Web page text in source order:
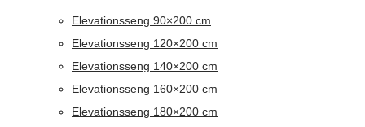
Elevationsseng 90×200 cm
Elevationsseng 120×200 cm
Elevationsseng 140×200 cm
Elevationsseng 160×200 cm
Elevationsseng 180×200 cm